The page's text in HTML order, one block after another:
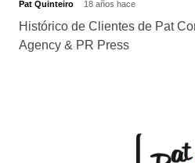
Pat Quinteiro 18 años hace
Histórico de Clientes de Pat
Agency & PR Press